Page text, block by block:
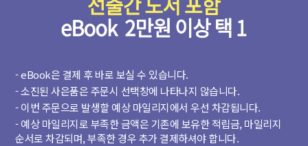
- eBook은 결제 후 바로 보실 수 있습니다.
- 소진된 사은품은 주문시 선택창에 나타나지 않습니다.
- 이번 주문으로 발생할 예상 마일리지에서 우선 차감됩니다.
- 예상 마일리지로 부족한 금액은 기존에 보유한 적립금, 마일리지
순서로 차감되며, 부족한 경우 추가 결제하셔야 합니다.